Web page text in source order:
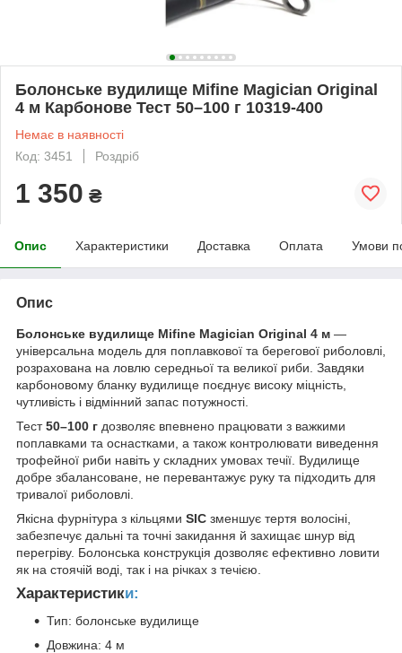
Болонське вудилище Mifine Magician Original
4 м Карбонове Тест 50–100 г 10319-400
Немає в наявності
Код: 3451
Роздріб
1 350 ₴
Опис Характеристики Доставка Оплата Умови
Опис
Болонське вудилище Mifine Magician Original 4 м —
універсальна модель для поплавкової та берегової риболовлі,
розрахована на ловлю середньої та великої риби. Завдяки
карбоновому бланку вудилище поєднує високу міцність,
чутливість і відмінний запас потужності.
Тест50–100 г дозволяє впевнено працювати з важкими
поплавками та оснастками, а також контролювати виведення
трофейної риби навіть у складних умовах течії. Вудилище
добре збалансоване, не перевантажує руку та підходить для
тривалої риболовлі.
Якісна фурнітура з кільцями SIC зменшує тертя волосіні,
забезпечує дальні та точні закидання й захищає шнур від
перегріву. Болонська конструкція дозволяє ефективно ловити
як на стоячій воді, так і на річках з течією.
Характеристики:
Тип: болонське вудилище
Довжина: 4 м